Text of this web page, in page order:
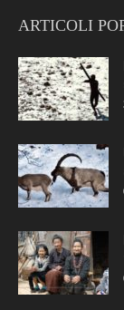
ARTICOLI